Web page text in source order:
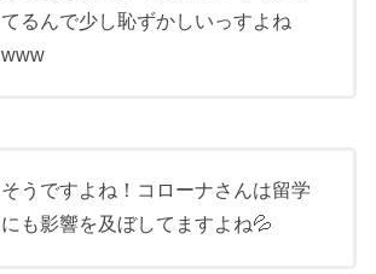
てるんで少し恥ずかしいっすよね
www
そうですよね！コローナさんは留学
にも影響を及ぼしてますよね💦